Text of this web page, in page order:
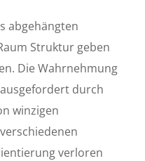
abgehängten
Struktur geben
Die Wahrnehmung
durch
winzigen
verloren